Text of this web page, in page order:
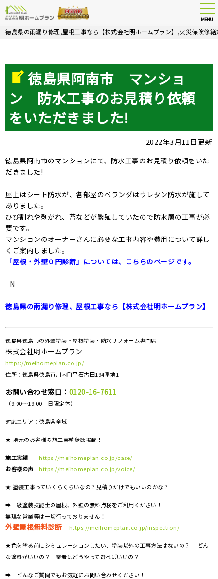
Skip
MENU
徳島県の雨漏り修理,屋根工事なら【株式会社明ホームプラン】,火災保険修繕
徳島県阿南市 マンショ
ン 防水工事のお見積り依頼
をいただきました!
2022年3月11日更新
徳島県阿南市のマンションにて、防水工事のお見積り依頼をいた
だきました!
屋上はシート防水が、各部屋のベランダはウレタン防水が施して
ありました。
ひび割れや剥がれ、苔などが繁殖していたので防水層の工事が必
要です。
マンションのオーナーさんに必要な工事内容や費用について詳し
くご案内しました。
「屋根・外壁０円診断」については、こちらのページです。
−N−
徳島県の雨漏り修理、屋根工事なら【株式会社明ホームプラン】
徳島県徳島市の外壁塗装・屋根塗装・防水リフォーム専門店
株式会社明ホームプラン
https://meihomeplan.co.jp/
住所：徳島県徳島市川内町平石古田194番地1
お問い合わせ窓口： 0120-16-7611
（9:00～19:00 日曜定休）
対応エリア：徳島県全域
★ 地元のお客様の施工実績多数掲載！
施工実績
https://meihomeplan.co.jp/case/
お客様の声
https://meihomeplan.co.jp/voice/
★ 塗装工事っていくらくらいなの？見積りだけでもいいのかな？
➡一級塗装技能士の屋根、外壁の無料点検をご利用ください！
無理な営業等は一切行っておりません！
外壁屋根無料診断 https://meihomeplan.co.jp/inspection/
★色を塗る前にシミュレーションしたい、塗装以外の工事方法はないの？ どん
な塗料がいいの？ 業者はどうやって選べばいいの？
➡ どんなご質問でもお気軽にお問い合わせください！